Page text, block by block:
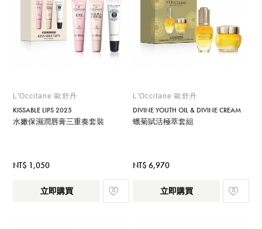
L'Occitane 歐舒丹
KISSABLE LIPS 2025
水嫩保濕潤唇膏三重奏套裝
NT$ 1,050
立即購買
L'Occitane 歐舒丹
DIVINE YOUTH OIL & DIVINE CREAM
蠟菊賦活極萃套組
NT$ 6,970
立即購買